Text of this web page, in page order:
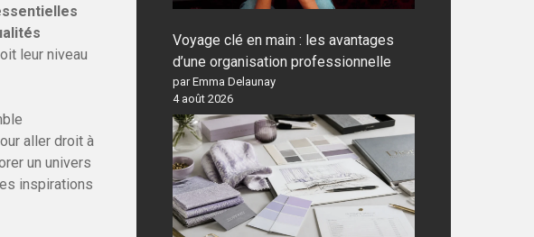
leur niveau
aller droit à
un univers
inspirations
Voyage clé en main : les avantages
d’une organisation professionnelle
par Emma Delaunay
4 août 2026